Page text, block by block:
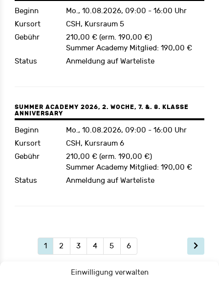
Einwilligung verwalten
Beginn
Mo., 10.08.2026, 09:00 - 16:00 Uhr
Kursort
CSH, Kursraum 5
Gebühr
210,00 € (erm. 190,00 €)
Summer Academy Mitglied: 190,00 €
Status
Anmeldung auf Warteliste
SUMMER ACADEMY 2026, 2. WOCHE, 7. &. 8. KLASSE
ANNIVERSARY
Beginn
Mo., 10.08.2026, 09:00 - 16:00 Uhr
Kursort
CSH, Kursraum 6
Gebühr
210,00 € (erm. 190,00 €)
Summer Academy Mitglied: 190,00 €
Status
Anmeldung auf Warteliste
1 2 3 4 5 6